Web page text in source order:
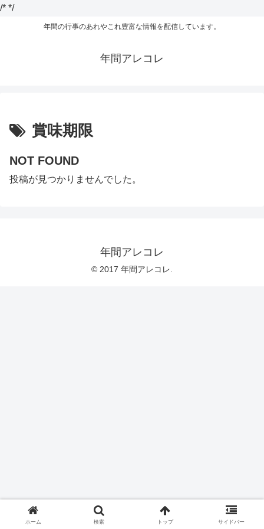
/* */
年間の行事のあれやこれ豊富な情報を配信しています。
年間アレコレ
賞味期限
NOT FOUND
投稿が見つかりませんでした。
年間アレコレ
© 2017 年間アレコレ.
ホーム 検索 トップ サイドバー